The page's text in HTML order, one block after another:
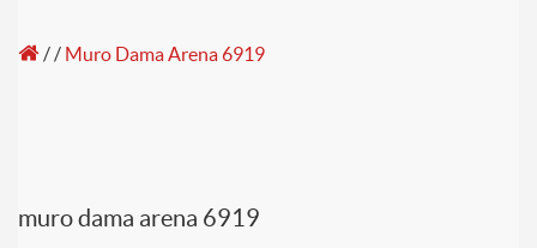
// Muro Dama Arena 6919
muro dama arena 6919